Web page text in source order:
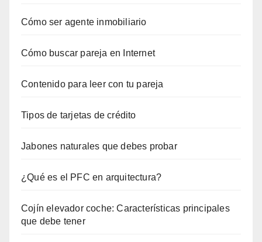
Cómo ser agente inmobiliario
Cómo buscar pareja en Internet
Contenido para leer con tu pareja
Tipos de tarjetas de crédito
Jabones naturales que debes probar
¿Qué es el PFC en arquitectura?
Cojín elevador coche: Características principales
que debe tener